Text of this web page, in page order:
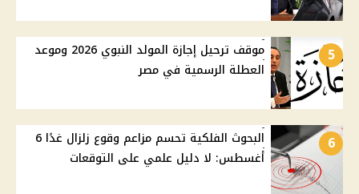
5
موقف ترحيل إجازة المولد النبوي 2026 وموعد
العطلة الرسمية في مصر
6
البحوث الفلكية تحسم مزاعم وقوع زلزال غدًا 6
أغسطس: لا دليل علمي على التوقعات